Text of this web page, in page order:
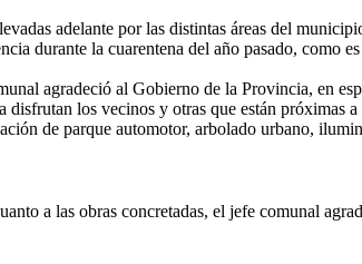
adelante por las distintas áreas del
durante la cuarentena del año pasado, como
agradeció al Gobierno de la Provincia, en
disfrutan los vecinos y otras que están próximas
de parque automotor, arbolado urbano,
a las obras concretadas, el jefe comunal